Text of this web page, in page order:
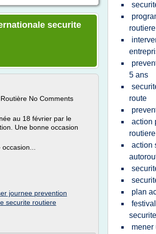
securite
No Comments
au 18 février par le
Une bonne occasion
journee prevention
securite routiere
routiere
5 ans
route
action
routiere
action
plan
mener